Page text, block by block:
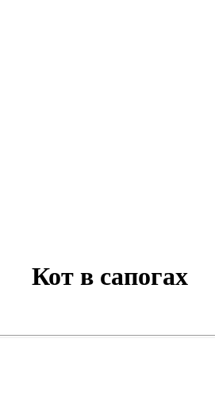
Кот в сапогах